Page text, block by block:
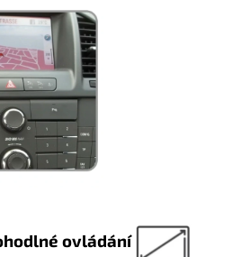
ovládání